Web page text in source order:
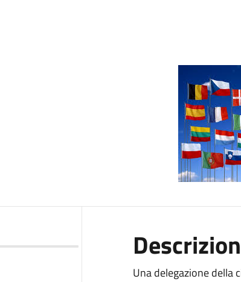
Una delegazione della